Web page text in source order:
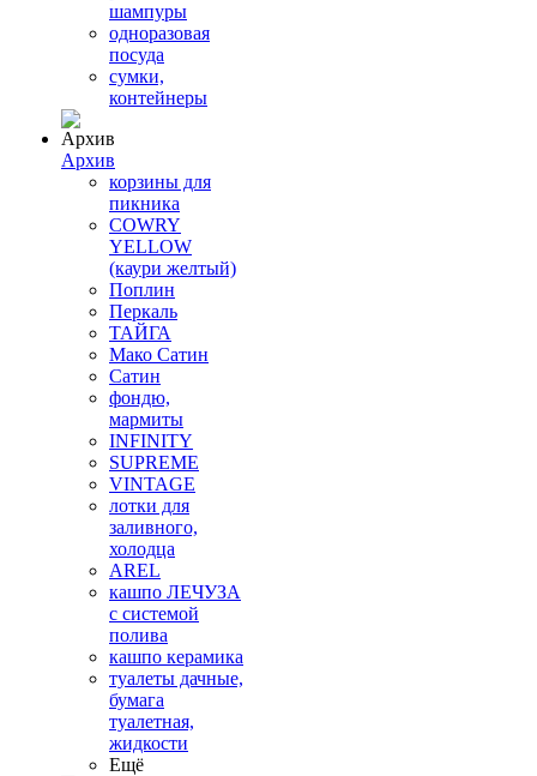
шампуры
одноразовая
посуда
сумки,
контейнеры
Архив
корзины для
пикника
COWRY
YELLOW
(каури желтый)
Поплин
Перкаль
ТАЙГА
Мако Сатин
Сатин
фондю,
мармиты
INFINITY
SUPREME
VINTAGE
лотки для
заливного,
холодца
AREL
кашпо ЛЕЧУЗА
с системой
полива
кашпо керамика
туалеты дачные,
бумага
туалетная,
жидкости
Ещё